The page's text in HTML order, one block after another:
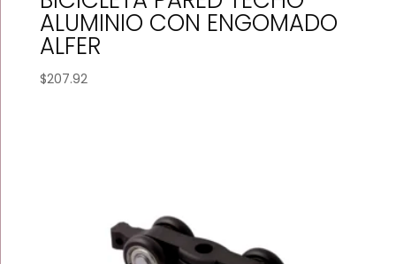
ALUMINIO CON ENGOMADO
ALFER
$207.92